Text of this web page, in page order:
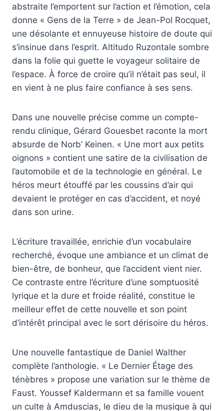
abstraite l’emportent sur l’action et l’émotion, cela
donne « Gens de la Terre » de Jean-Pol Rocquet,
une désolante et ennuyeuse histoire de doute qui
s’insinue dans l’esprit. Altitudo Ruzontale sombre
dans la folie qui guette le voyageur solitaire de
l’espace. À force de croire qu’il n’était pas seul, il
en vient à ne plus faire confiance à ses sens.
Dans une nouvelle précise comme un compte-
rendu clinique, Gérard Gouesbet raconte la mort
absurde de Norb’ Keinen. « Une mort aux petits
oignons » contient une satire de la civilisation de
l’automobile et de la technologie en général. Le
héros meurt étouffé par les coussins d’air qui
devaient le protéger en cas d’accident, et noyé
dans son urine.
L’écriture travaillée, enrichie d’un vocabulaire
recherché, évoque une ambiance et un climat de
bien-être, de bonheur, que l’accident vient nier.
Ce contraste entre l’écriture d’une somptuosité
lyrique et la dure et froide réalité, constitue le
meilleur effet de cette nouvelle et son point
d’intérêt principal avec le sort dérisoire du héros.
Une nouvelle fantastique de Daniel Walther
complète l’anthologie. « Le Dernier Étage des
ténèbres » propose une variation sur le thème de
Faust. Youssef Kaldermann et sa famille vouent
un culte à Amduscias, le dieu de la musique à qui